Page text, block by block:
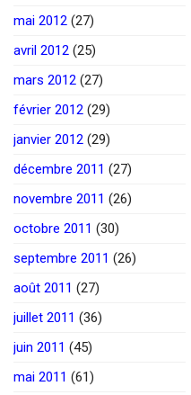
mai 2012 (27)
avril 2012 (25)
mars 2012 (27)
février 2012 (29)
janvier 2012 (29)
décembre 2011 (27)
novembre 2011 (26)
octobre 2011 (30)
septembre 2011 (26)
août 2011 (27)
juillet 2011 (36)
juin 2011 (45)
mai 2011 (61)